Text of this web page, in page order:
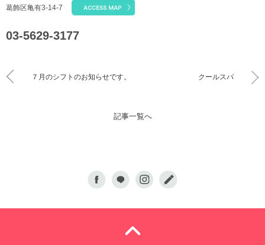
葛飾区亀有3-14-7
03-5629-3177
７月のシフトのお知らせです。 クールスパ
記事一覧へ